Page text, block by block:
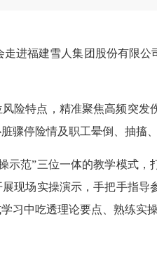
进福建雪人集团股份有限
险特点，精准聚焦高频突
骤停险情及职工晕倒、抽搐
示范”三位一体的教学模式
现场实操演示，手把手指
习中吃透理论要点、熟练实